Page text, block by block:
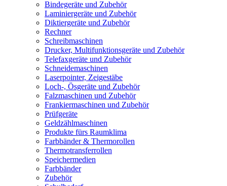
Bindegeräte und Zubehör
Laminiergeräte und Zubehör
Diktiergeräte und Zubehör
Rechner
Schreibmaschinen
Drucker, Multifunktionsgeräte und Zubehör
Telefaxgeräte und Zubehör
Schneidemaschinen
Laserpointer, Zeigestäbe
Loch-, Ösgeräte und Zubehör
Falzmaschinen und Zubehör
Frankiermaschinen und Zubehör
Prüfgeräte
Geldzählmaschinen
Produkte fürs Raumklima
Farbbänder & Thermorollen
Thermotransferrollen
Speichermedien
Farbbänder
Zubehör